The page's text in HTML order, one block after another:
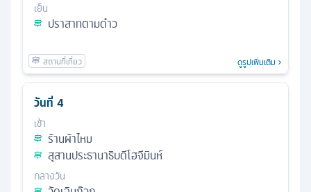
เย็น
ปราสาทตามด๋าว
ดูรูปเพิ่มเติม
วันที่ 4
เช้า
ร้านผ้าไหม
สุสานประธานาธิบดีโฮจีมินห์
กลางวัน